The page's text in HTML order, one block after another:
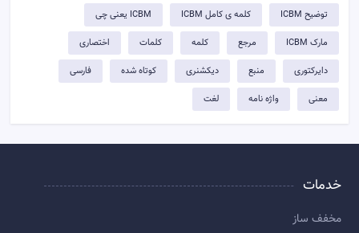
توضيح ICBM کلمه ی کامل ICBM ICBM یعنی چی
مارک ICBM مرجع کلمه کلمات اختصاری
دایرکتوری منبع دیکشنری کوتاه شده فارسی
معنی واژه نامه لغت
خدمات
مخفف ساز